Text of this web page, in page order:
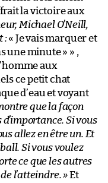
la victoire aux
Michael O’Neill,
:« Je vais marquer et
une minute » » ,
aux
ce petit chat
d’eau et voyant
que la façon
Si vous
allez en être un. Et
Si vous voulez
ce que les autres
l’atteindre. »Et